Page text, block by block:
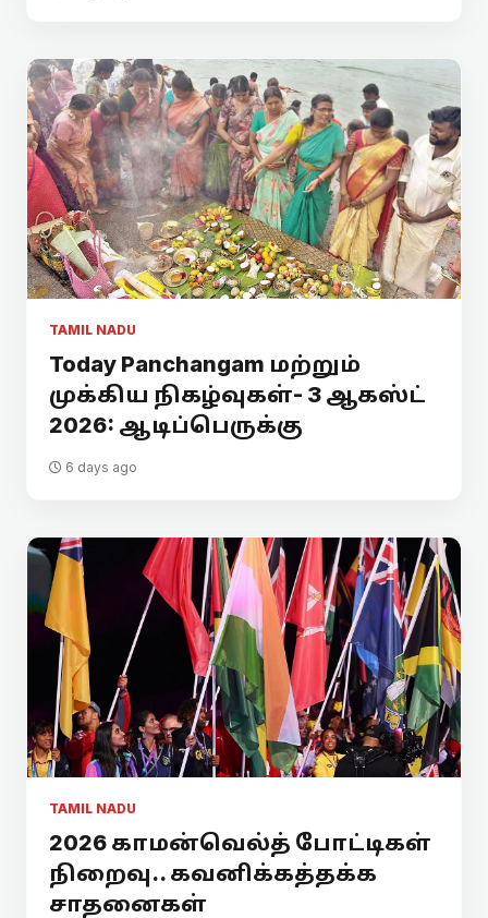
TAMIL NADU
Today Panchangam மற்றும்
முக்கிய நிகழ்வுகள்- 3 ஆகஸ்ட்
2026: ஆடிப்பெருக்கு
6 days ago
TAMIL NADU
2026 காமன்வெல்த் போட்டிகள்
நிறைவு.. கவனிக்கத்தக்க
சாதனைகள்